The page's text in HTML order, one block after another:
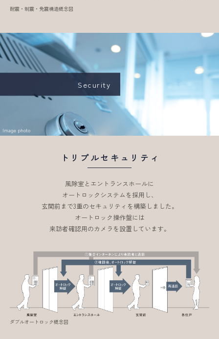
耐震・制震・免震構造概念図
Image photo
Security
トリプルセキュリティ
風除室とエントランスホールに
オートロックシステムを採用し、
玄関前まで3重のセキュリティを構築しました。
オートロック操作盤には
来訪者確認用のカメラを設置しています。
ダブルオートロック概念図